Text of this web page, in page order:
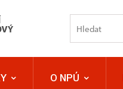
O NPÚ